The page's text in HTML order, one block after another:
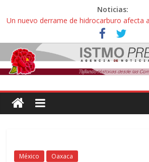
Noticias:
Un nuevo derrame de hidrocarburo afecta
ahora pescadores de Salinas del Marqués
Pemex
Ángel, el joven autista expulsado por la
Ixtepec, Oaxaca vuelve a las aulas tras
Familiares de periodista Alejandro Leyva
intelectuales de su asesinato
Alertan pescadores de Juchitán, Oaxaca
México Oaxaca